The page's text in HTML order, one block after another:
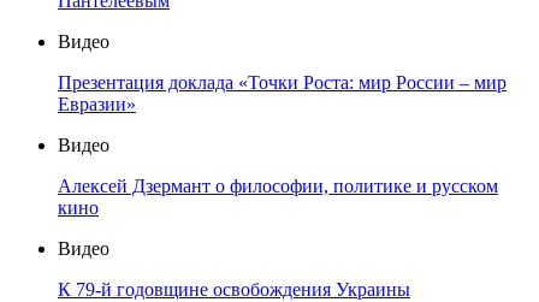
Видео
Презентация доклада «Точки Роста: мир России – мир
Евразии»
Видео
Алексей Дзермант о философии, политике и русском
кино
Видео
К 79-й годовщине освобождения Украины